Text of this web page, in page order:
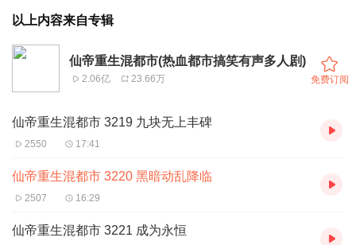
以上内容来自专辑
仙帝重生混都市(热血都市搞笑有声多人剧)
2.06亿 23.66万 免费订阅
仙帝重生混都市 3219 九块无上丰碑
2550 17:41
仙帝重生混都市 3220 黑暗动乱降临
2507 16:29
仙帝重生混都市 3221 成为永恒